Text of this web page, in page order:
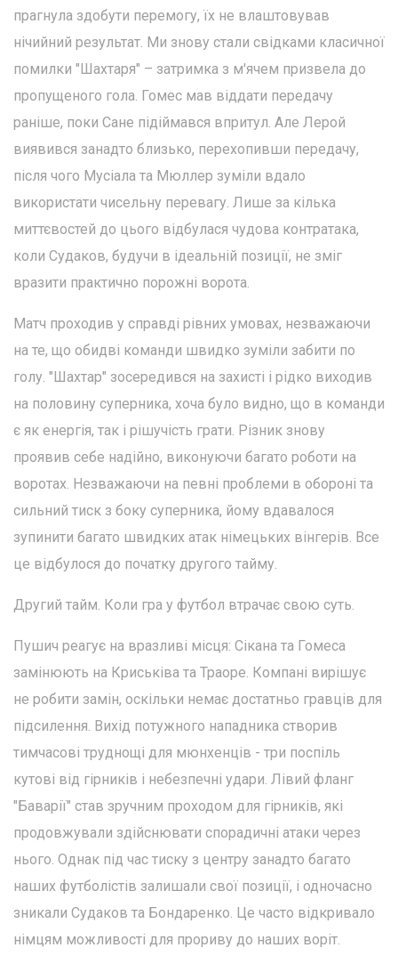
прагнула здобути перемогу, їх не влаштовував
нічийний результат. Ми знову стали свідками класичної
помилки "Шахтаря" – затримка з м'ячем призвела до
пропущеного гола. Гомес мав віддати передачу
раніше, поки Сане підіймався впритул. Але Лерой
виявився занадто близько, перехопивши передачу,
після чого Мусіала та Мюллер зуміли вдало
використати чисельну перевагу. Лише за кілька
миттєвостей до цього відбулася чудова контратака,
коли Судаков, будучи в ідеальній позиції, не зміг
вразити практично порожні ворота.
Матч проходив у справді рівних умовах, незважаючи
на те, що обидві команди швидко зуміли забити по
голу. "Шахтар" зосередився на захисті і рідко виходив
на половину суперника, хоча було видно, що в команди
є як енергія, так і рішучість грати. Різник знову
проявив себе надійно, виконуючи багато роботи на
воротах. Незважаючи на певні проблеми в обороні та
сильний тиск з боку суперника, йому вдавалося
зупинити багато швидких атак німецьких вінгерів. Все
це відбулося до початку другого тайму.
Другий тайм. Коли гра у футбол втрачає свою суть.
Пушич реагує на вразливі місця: Сікана та Гомеса
замінюють на Криськіва та Траоре. Компані вирішує
не робити замін, оскільки немає достатньо гравців для
підсилення. Вихід потужного нападника створив
тимчасові труднощі для мюнхенців - три поспіль
кутові від гірників і небезпечні удари. Лівий фланг
"Баварії" став зручним проходом для гірників, які
продовжували здійснювати спорадичні атаки через
нього. Однак під час тиску з центру занадто багато
наших футболістів залишали свої позиції, і одночасно
зникали Судаков та Бондаренко. Це часто відкривало
німцям можливості для прориву до наших воріт.